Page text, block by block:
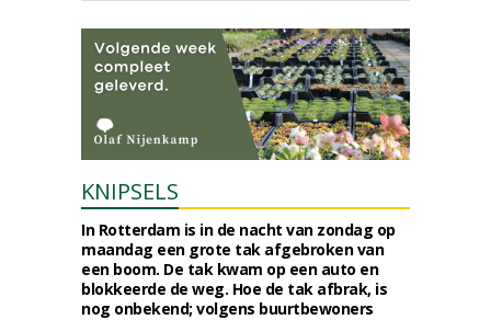
KNIPSELS
In Rotterdam is in de nacht van zondag op
maandag een grote tak afgebroken van
een boom. De tak kwam op een auto en
blokkeerde de weg. Hoe de tak afbrak, is
nog onbekend; volgens buurtbewoners